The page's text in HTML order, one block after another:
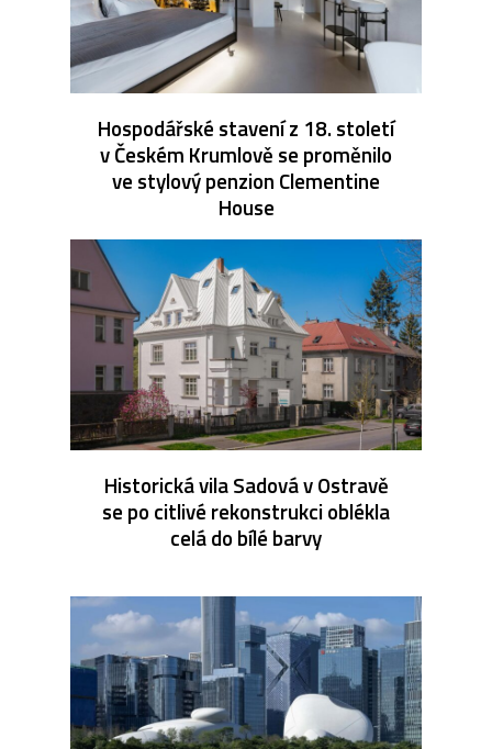
Hospodářské stavení z 18. století
v Českém Krumlově se proměnilo
ve stylový penzion Clementine
House
Historická vila Sadová v Ostravě
se po citlivé rekonstrukci oblékla
celá do bílé barvy